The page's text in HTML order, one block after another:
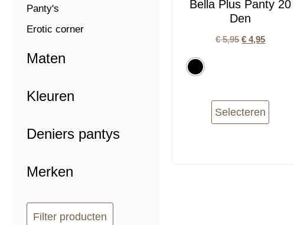
Panty's
Erotic corner
Maten
Kleuren
Deniers pantys
Merken
Filter producten
Bella Plus Panty 20
Den
€5,95 € 4,95
Selecteren